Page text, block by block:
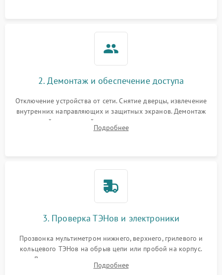
2. Демонтаж и обеспечение доступа
Отключение устройства от сети. Снятие дверцы, извлечение
внутренних направляющих и защитных экранов. Демонтаж
задней или верхней панели для прямого доступа к
нагревательным элементам, плате и вентиляторам.
Подробнее
3. Проверка ТЭНов и электроники
Прозвонка мультиметром нижнего, верхнего, грилевого и
кольцевого ТЭНов на обрыв цепи или пробой на корпус.
Диагностика термостата, датчиков температуры,
переключателя режимов и мотора конвекции.
Подробнее